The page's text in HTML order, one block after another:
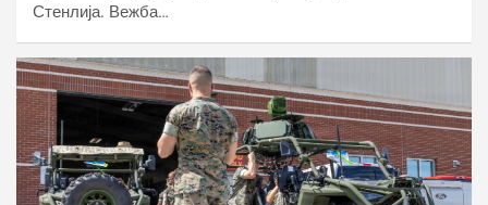
Стенлија. Вежба…